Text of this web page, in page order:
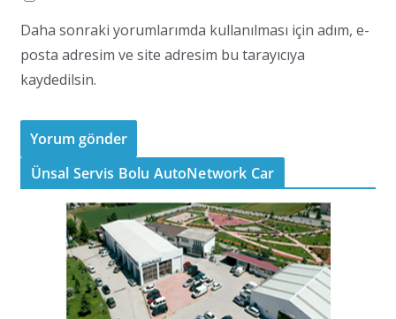
Daha sonraki yorumlarımda kullanılması için adım, e-
posta adresim ve site adresim bu tarayıcıya
kaydedilsin.
Ünsal Servis Bolu AutoNetwork Car